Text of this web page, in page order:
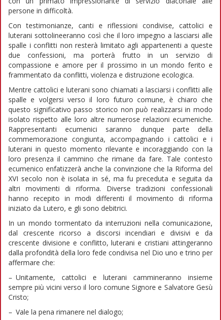
persone in difficoltà.
Con testimonianze, canti e riflessioni condivise, cattolici e
luterani sottolineeranno così che il loro impegno a lasciarsi alle
spalle i conflitti non resterà limitato agli appartenenti a queste
due confessioni, ma porterà frutto in un servizio di
compassione e amore per il prossimo in un mondo ferito e
frammentato da conflitti, violenza e distruzione ecologica.
Mentre cattolici e luterani sono chiamati a lasciarsi i conflitti alle
spalle e volgersi verso il loro futuro comune, è chiaro che
questo significativo passo storico non può realizzarsi in modo
isolato rispetto alle loro altre numerose relazioni ecumeniche.
Rappresentanti ecumenici saranno dunque parte della
commemorazione congiunta, accompagnando i cattolici e i
luterani in questo momento rilevante e incoraggiando con la
loro presenza il cammino che rimane da fare. Tale contesto
ecumenico enfatizzerà anche la convinzione che la Riforma del
XVI secolo non è isolata in sé, ma fu preceduta e seguita da
altri movimenti di riforma. Diverse tradizioni confessionali
hanno recepito in modi differenti il movimento di riforma
iniziato da Lutero, e gli sono debitrici.
In un mondo tormentato da interruzioni nella comunicazione,
dal crescente ricorso a discorsi incendiari e divisivi e da
crescente divisione e conflitto, luterani e cristiani attingeranno
dalla profondità della loro fede condivisa nel Dio uno e trino per
affermare che:
– Unitamente, cattolici e luterani cammineranno insieme
sempre più vicini verso il loro comune Signore e Salvatore Gesù
Cristo;
– Vale la pena rimanere nel dialogo;